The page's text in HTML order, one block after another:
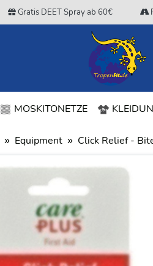
Gratis DEET Spray ab 60€
MOSKITONETZE
Equipment Click Relief -